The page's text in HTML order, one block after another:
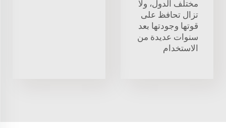
مختلف الدول، ولا
تزال تحافظ على
قوتها وجودتها بعد
سنوات عديدة من
الاستخدام